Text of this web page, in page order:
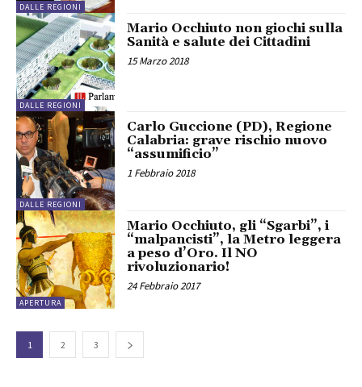
DALLE REGIONI
DALLE REGIONI
Mario Occhiuto non giochi sulla
Sanità e salute dei Cittadini
15 Marzo 2018
DALLE REGIONI
Carlo Guccione (PD), Regione
Calabria: grave rischio nuovo
“assumificio”
1 Febbraio 2018
APERTURA
Mario Occhiuto, gli “Sgarbi”, i
“malpancisti”, la Metro leggera
a peso d’Oro. Il NO
rivoluzionario!
24 Febbraio 2017
1 2 3